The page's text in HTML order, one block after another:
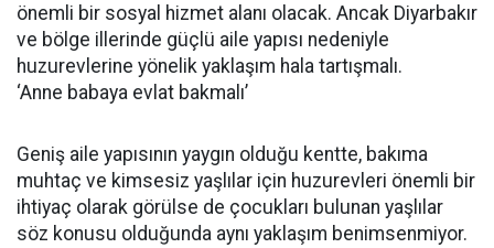
önemli bir sosyal hizmet alanı olacak. Ancak Diyarbakır
ve bölge illerinde güçlü aile yapısı nedeniyle
huzurevlerine yönelik yaklaşım hala tartışmalı.
‘Anne babaya evlat bakmalı’
Geniş aile yapısının yaygın olduğu kentte, bakıma
muhtaç ve kimsesiz yaşlılar için huzurevleri önemli bir
ihtiyaç olarak görülse de çocukları bulunan yaşlılar
söz konusu olduğunda aynı yaklaşım benimsenmiyor.